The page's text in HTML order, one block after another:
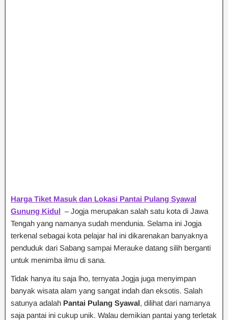
Harga Tiket Masuk dan Lokasi Pantai Pulang Syawal
Gunung Kidul – Jogja merupakan salah satu kota di Jawa
Tengah yang namanya sudah mendunia. Selama ini Jogja
terkenal sebagai kota pelajar hal ini dikarenakan banyaknya
penduduk dari Sabang sampai Merauke datang silih berganti
untuk menimba ilmu di sana.
Tidak hanya itu saja lho, ternyata Jogja juga menyimpan
banyak wisata alam yang sangat indah dan eksotis. Salah
satunya adalah Pantai Pulang Syawal, dilihat dari namanya
saja pantai ini cukup unik. Walau demikian pantai yang terletak